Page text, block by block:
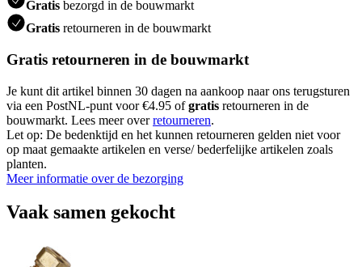
Gratis bezorgd in de bouwmarkt
Gratis retourneren in de bouwmarkt
Gratis retourneren in de bouwmarkt
Je kunt dit artikel binnen 30 dagen na aankoop naar ons terugsturen
via een PostNL-punt voor €4.95 ofgratis retourneren in de
bouwmarkt. Lees meer overretourneren.
Let op: De bedenktijd en het kunnen retourneren gelden niet voor
op maat gemaakte artikelen en verse/ bederfelijke artikelen zoals
planten.
Meer informatie over de bezorging
Vaak samen gekocht